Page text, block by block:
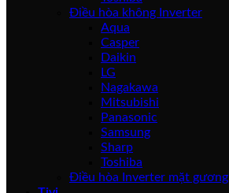
Điều hòa không Inverter
Aqua
Casper
Daikin
LG
Nagakawa
Mitsubishi
Panasonic
Samsung
Sharp
Toshiba
Điều hòa Inverter mặt gương